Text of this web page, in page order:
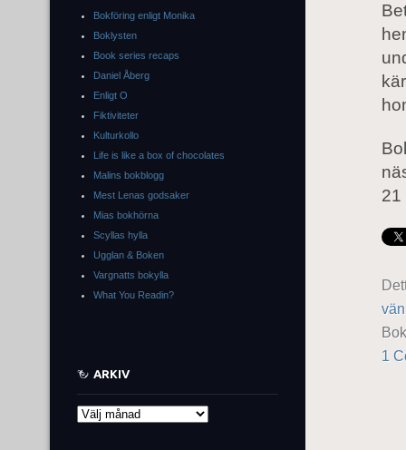
21
1
Bokföring enligt Monika
Boklysten
Book series recaps
Daniel Åberg
Enligt O
Fiktiviteter
Kulturkollo
Life is like a box of chocolates
Malins bokblogg
Mest Lenas godsaker
Mias bokhörna
Scyllas hylla
Ugglan & Boken
Vargnatts bokylla
What You Readin?
ARKIV
Arkiv